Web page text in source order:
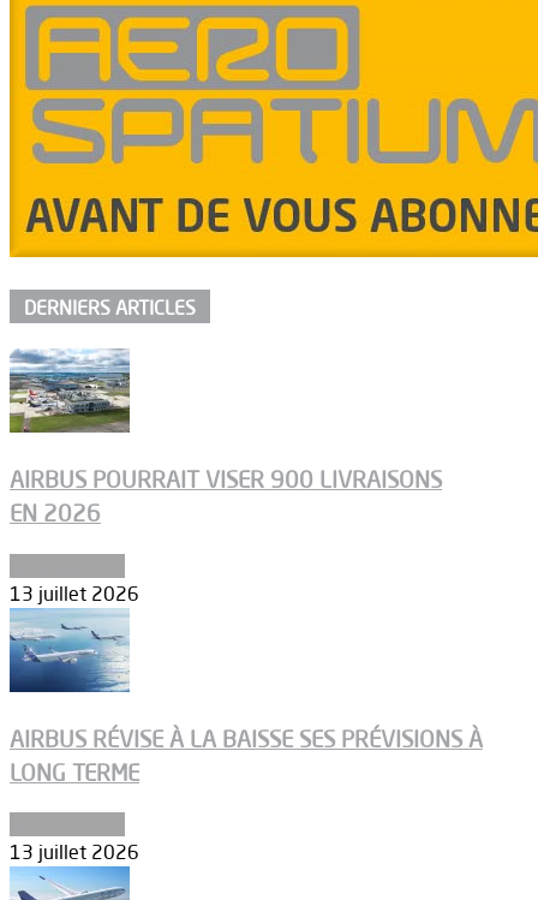
DERNIERS ARTICLES
AIRBUS POURRAIT VISER 900 LIVRAISONS
EN 2026
13 juillet 2026
AIRBUS RÉVISE À LA BAISSE SES PRÉVISIONS À
LONG TERME
13 juillet 2026